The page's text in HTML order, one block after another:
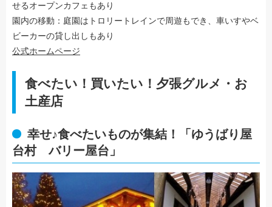
せるオープンカフェもあり
園内の移動：庭園はトロリートレインで周遊もでき、車いすやベ
ビーカーの貸し出しもあり
公式ホームページ
食べたい！買いたい！夕張グルメ・お
土産店
幸せ♪食べたいものが集結！「ゆうばり屋
台村 バリー屋台」